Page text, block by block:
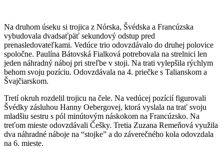
Na druhom úseku si trojica z Nórska, Švédska a Francúzska
vybudovala dvadsaťpäť sekundový odstup pred
prenasledovateľkami. Vedúce trio odovzdávalo do druhej polovice
spoločne. Paulína Bátovská Fialková potrebovala na strelnici len
jeden náhradný náboj pri streľbe v stoji. Na trati vylepšila rýchlym
behom svoju pozíciu. Odovzdávala na 4. priečke s Talianskom a
Švajčiarskom.
Tretí okruh rozdelil trojicu na čele. Na vedúcej pozícií figurovali
Švédky zásluhou Hanny Oebergovej, ktorá vyslala na trať svoju
mladšiu sestru s pól minútovým náskokom na Francúzsko. Na
treťom mieste odovzdávali Češky. Tretia Zuzana Remeňová využila
dva náhradné náboje na “stojke” a do záverečného kola odovzdala
na 6. mieste.